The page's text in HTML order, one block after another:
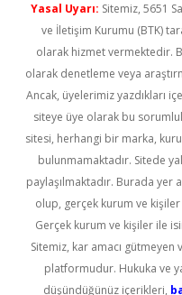
Yasal Uyarı: Sitemiz, 5651
ve İletişim Kurumu (BTK)
olarak hizmet vermektedir.
olarak denetleme veya
Ancak, üyelerimiz yazdıkları
siteye üye olarak bu
sitesi, herhangi bir marka,
bulunmamaktadır. Sitede
paylaşılmaktadır. Burada yer
olup, gerçek kurum ve kişiler
Gerçek kurum ve kişiler ile
Sitemiz, kar amacı
platformudur. Hukuka ve
düşündüğünüz içerikleri,